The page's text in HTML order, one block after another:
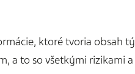
ktoré tvoria obsah
a to so všetkými rizikami